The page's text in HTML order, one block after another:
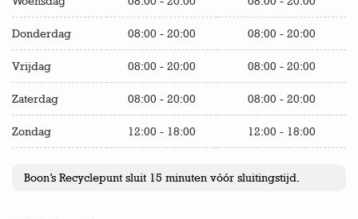
Donderdag 08:00 - 20:00 08:00 - 20:00
Vrijdag 08:00 - 20:00 08:00 - 20:00
Zaterdag 08:00 - 20:00 08:00 - 20:00
Zondag 12:00 - 18:00 12:00 - 18:00
Boon’s Recyclepunt sluit 15 minuten vóór sluitingstijd.